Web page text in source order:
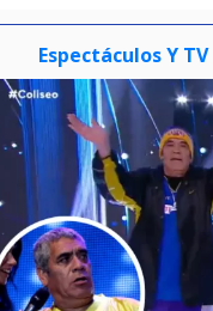
Espectáculos Y TV